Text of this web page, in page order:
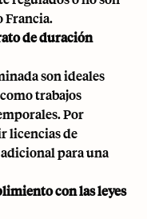
Francia.
de duración
son ideales
trabajos
Por
licencias de
para una
con las leyes